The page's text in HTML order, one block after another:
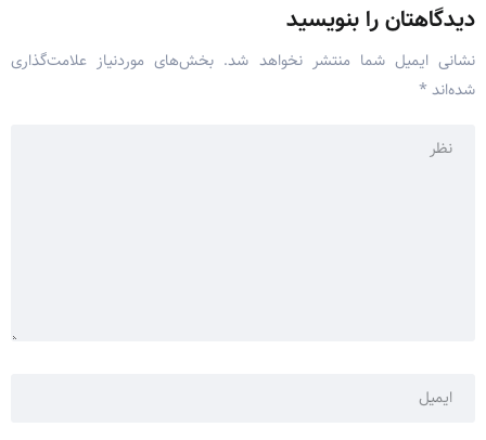
دیدگاهتان را بنویسید
نشانی ایمیل شما منتشر نخواهد شد. بخش‌های موردنیاز علامت‌گذاری
شده‌اند *